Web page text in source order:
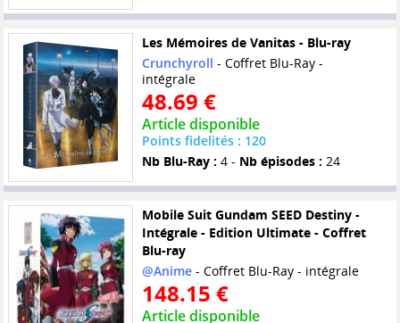
Les Mémoires de Vanitas - Blu-ray
Crunchyroll - Coffret Blu-Ray -
intégrale
48.69 €
Article disponible
Points fidelités : 120
Nb Blu-Ray : 4 - Nb épisodes : 24
Mobile Suit Gundam SEED Destiny -
Intégrale - Edition Ultimate - Coffret
Blu-ray
@Anime- Coffret Blu-Ray - intégrale
148.15 €
Article disponible